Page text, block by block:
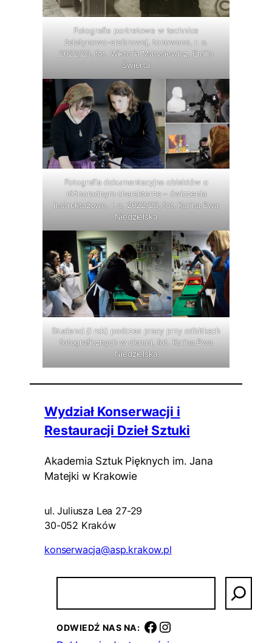
Fotografie portretowe w technice
żelatynowo-srebrowej, tonowane, r. a.
2022/23, fot. Wiktoria Matysiewicz, Emilia
Świerta
Fotografia dokumentacyjna obiektów o
różnorodnym charakterze – ćwiczenia
instruktażowe, r. a. 2022/23, fot. Karina Ewa
Niedzielska
Studenci (I rok) podczas pracy przy odbitkach
fotograficznych w ciemni, fot. Karina Ewa
Niedzielska
Wydział Konserwacji i
Restauracji Dzieł Sztuki
Akademia Sztuk Pięknych im. Jana
Matejki w Krakowie
ul. Juliusza Lea 27-29
30-052 Kraków
konserwacja@asp.krakow.pl
ODWIEDŹ NAS NA: Facebook Instagram